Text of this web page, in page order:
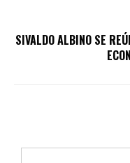
SIVALDO ALBINO SE